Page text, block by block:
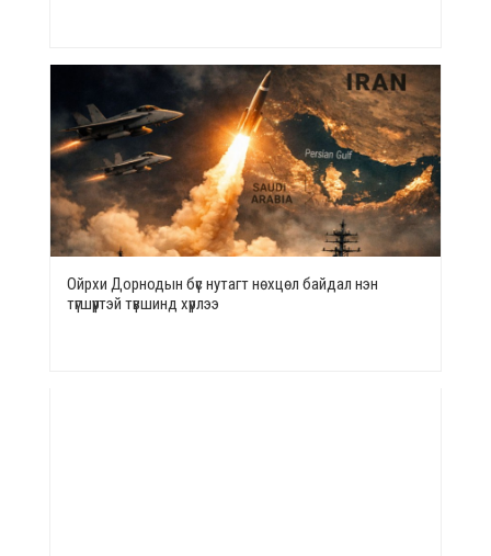
Ойрхи Дорнодын бүс нутагт нөхцөл байдал нэн
түгшүүртэй түвшинд хүрлээ